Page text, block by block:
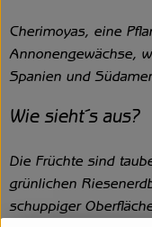
Cherimoyas, eine
Annonengewächse,
Spanien und
Wie sieht´s aus?
Die Früchte sind
grünlichen
schuppiger